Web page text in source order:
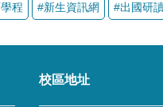
校區地址